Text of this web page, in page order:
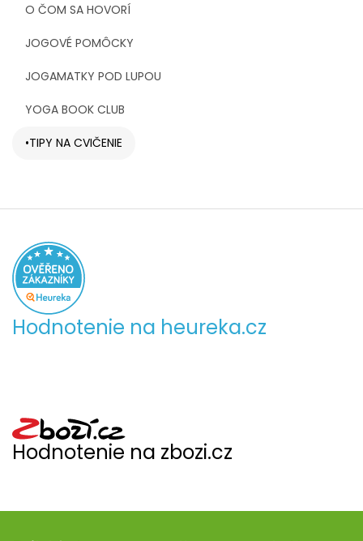
O ČOM SA HOVORÍ
JOGOVÉ POMÔCKY
JOGAMATKY POD LUPOU
YOGA BOOK CLUB
TIPY NA CVIČENIE
Hodnotenie na heureka.cz
Hodnotenie na zbozi.cz